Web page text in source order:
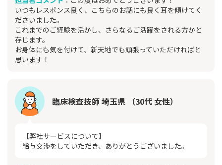
いつもレスポンス良く、こちらのお話にも良く耳を傾けてく
ださいました。
これまでのご経験を活かし、さらなるご活躍をされる方かと
存じます。
お身体にも気を付けて、新天地でも頑張っていただければと
思います！
臨床検査技師 埼玉県 （30代 女性）
【弊社サービスについて】
給与交渉をしていただき、ありがとうございました。